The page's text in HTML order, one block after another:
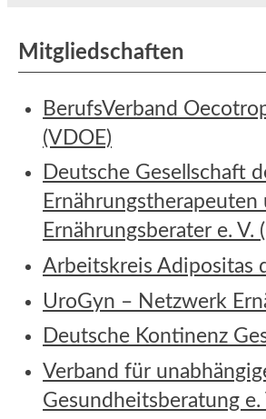
Mitgliedschaften
BerufsVerband
(VDOE)
Deutsche Gesellschaft
Ernährungstherapeuten
Ernährungsberater e. V.
Arbeitskreis Adipositas
UroGyn – Netzwerk
Deutsche Kontinenz
Verband für
Gesundheitsberatung e.